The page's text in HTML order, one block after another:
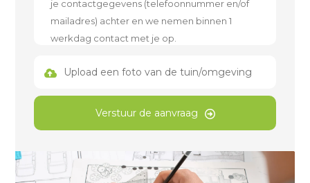
Upload een foto van de tuin/omgeving
Verstuur de aanvraag